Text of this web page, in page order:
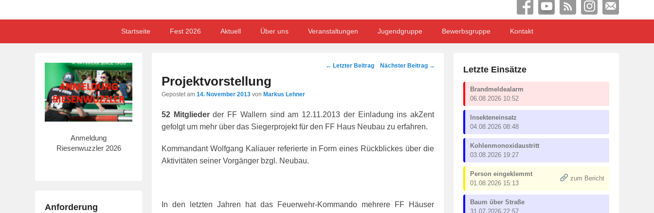
Startseite Fest 2026 Aktuell Über uns Veranstaltungen Jugendgruppe Bewerbsgruppe Kontakt
Post
← Letzter Beitrag Nächster Beitrag →
Projektvorstellung
Gepostet am 14. November 2013 von Markus Lehner
52 Mitgliederder FF Wallern sind am 12.11.2013 der Einladung ins akZent
gefolgt um mehr über das Siegerprojekt für den FF Haus Neubau zu erfahren.
Kommandant Wolfgang Kaliauer referierte in Form eines Rückblickes über die
Aktivitäten seiner Vorgänger bzgl. Neubau.
In den letzten Jahren hat das Feuerwehr-Kommando mehrere FF Häuser
Letzte Einsätze
Brandmeldealarm
06.08.2026 10:52
Insekteneinsatz
04.08.2026 08:48
Kohlenmonoxidaustritt
03.08.2026 19:27
Person eingeklemmt
01.08.2026 15:13
zum Bericht
Baum über Straße
31.07.2026 22:57
Anmeldung
Riesenwuzzler 2026
Anforderung